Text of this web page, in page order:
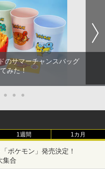
イドカード 3,000円 デジタ
旧 Xbox ギフトカード】 [オ
ード]
旧 Xbox ギフトカード】 [オ
ド]
の刃」無限城編 第一章 猗
常版 [DVD]
衝撃 大容量収納 Switch 保護
バッグ ニンテンドー スイッ
グ キャリーケース 保護 ゲ
てじょうぶな Switch2 ケー
Switch2 inklink公式 収納ケ
Switch2 ケース ポー
ッグ バック ポータブル Nint
ンドー スイッチ 可愛い か
保護フィルム
典 Gジェネレーション ウォ
ヤーズバイブル付き
PlayStation 5 ソフト Rise
PS5 [CERO区分_Z / 18歳以
260803-ky-04-fuz 万代Net
ットモンスター バイオレッ
のサマーチャンスバッグ
みた！
● ● ●
1週間 1カ月
ポケモン」発売決定！
集合